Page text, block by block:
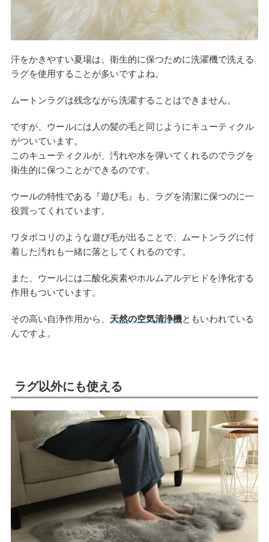
汗をかきやすい夏場は、衛生的に保つために洗濯機で洗える
ラグを使用することが多いですよね。
ムートンラグは残念ながら洗濯することはできません。
ですが、ウールには人の髪の毛と同じようにキューティクル
がついています。
このキューティクルが、汚れや水を弾いてくれるのでラグを
衛生的に保つことができるのです。
ウールの特性である『遊び毛』も、ラグを清潔に保つのに一
役買ってくれています。
ワタボコリのような遊び毛が出ることで、ムートンラグに付
着した汚れも一緒に落としてくれるのです。
また、ウールには二酸化炭素やホルムアルデヒドを浄化する
作用もついています。
その高い自浄作用から、 天然の空気清浄機ともいわれている
んですよ。
ラグ以外にも使える